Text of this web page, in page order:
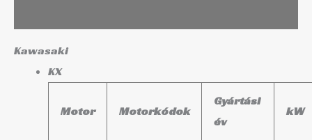
Kawasaki
KX
Motor Motorkódok
Gyártási
év
kW